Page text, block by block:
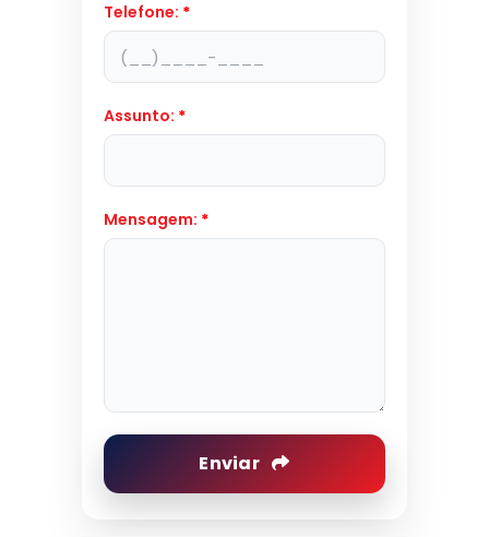
Telefone: *
Assunto: *
Mensagem: *
Enviar